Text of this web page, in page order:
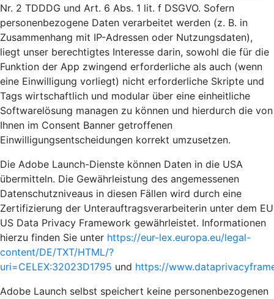
Nr. 2 TDDDG und Art. 6 Abs. 1 lit. f DSGVO. Sofern
personenbezogene Daten verarbeitet werden (z. B. in
Zusammenhang mit IP-Adressen oder Nutzungsdaten),
liegt unser berechtigtes Interesse darin, sowohl die für die
Funktion der App zwingend erforderliche als auch (wenn
eine Einwilligung vorliegt) nicht erforderliche Skripte und
Tags wirtschaftlich und modular über eine einheitliche
Softwarelösung managen zu können und hierdurch die von
Ihnen im Consent Banner getroffenen
Einwilligungsentscheidungen korrekt umzusetzen.
Die Adobe Launch-Dienste können Daten in die USA
übermitteln. Die Gewährleistung des angemessenen
Datenschutzniveaus in diesen Fällen wird durch eine
Zertifizierung der Unterauftragsverarbeiterin unter dem EU
US Data Privacy Framework gewährleistet. Informationen
hierzu finden Sie unter https://eur-lex.europa.eu/legal-
content/DE/TXT/HTML/?
uri=CELEX:32023D1795 und https://
Adobe Launch selbst speichert keine personenbezogenen